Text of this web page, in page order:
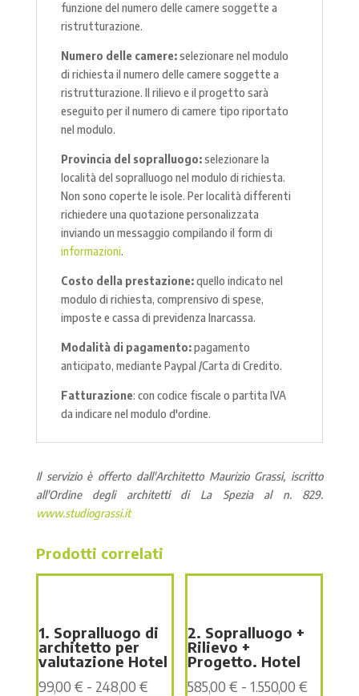
funzione del numero delle camere soggette a
ristrutturazione.
Numero delle camere:selezionare nel modulo
di richiesta il numero delle camere soggette a
ristrutturazione. Il rilievo e il progetto sarà
eseguito per il numero di camere tipo riportato
nel modulo.
Provincia del sopralluogo:selezionare la
località del sopralluogo nel modulo di richiesta.
Non sono coperte le isole. Per località differenti
richiedere una quotazione personalizzata
inviando un messaggio compilando il form di
informazioni.
Costo della prestazione:quello indicato nel
modulo di richiesta, comprensivo di spese,
imposte e cassa di previdenza Inarcassa.
Modalità di pagamento:pagamento
anticipato, mediante Paypal /Carta di Credito.
Fatturazione: con codice fiscale o partita IVA
da indicare nel modulo d'ordine.
Il servizio è offerto dall'Architetto Maurizio Grassi, iscritto
all'Ordine degli architetti di La Spezia al n. 829.
www.studiograssi.it
Prodotti correlati
1. Sopralluogo di
architetto per
valutazione Hotel
99,00 € - 248,00 €Fascia
2. Sopralluogo +
Rilievo +
Progetto. Hotel
585,00€ - 1.550,00€